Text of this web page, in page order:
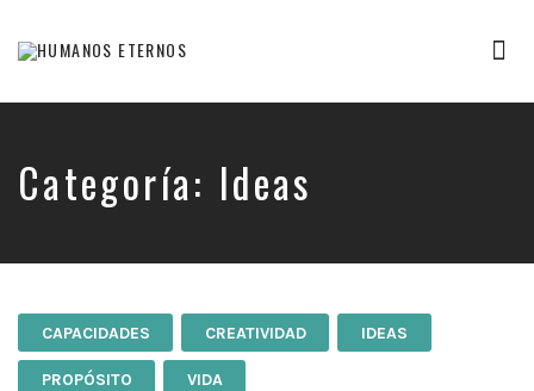
humanos,
nos
creó
Categoría: Ideas
CAPACIDADES CREATIVIDAD IDEAS
PROPÓSITO VIDA